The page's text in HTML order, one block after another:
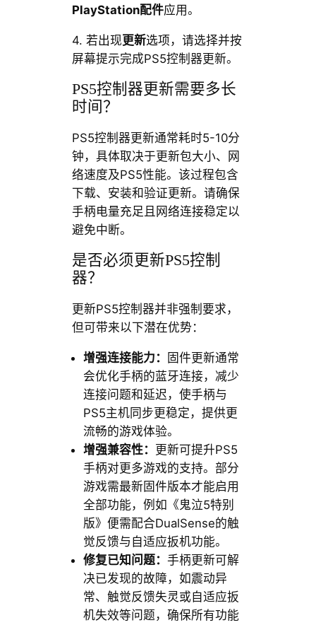
PlayStation配件应用。
4. 若出现更新选项，请选择并按
屏幕提示完成PS5控制器更新。
PS5控制器更新需要多长
时间？
PS5控制器更新通常耗时5-10分
钟，具体取决于更新包大小、网
络速度及PS5性能。该过程包含
下载、安装和验证更新。请确保
手柄电量充足且网络连接稳定以
避免中断。
是否必须更新PS5控制
器？
更新PS5控制器并非强制要求，
但可带来以下潜在优势：
增强连接能力：
固件更新通常
会优化手柄的蓝牙连接，减少
连接问题和延迟，使手柄与
PS5主机同步更稳定，提供更
流畅的游戏体验。
增强兼容性： 更新可提升PS5
手柄对更多游戏的支持。部分
游戏需最新固件版本才能启用
全部功能，例如《鬼泣5特别
版》便需配合DualSense的触
觉反馈与自适应扳机功能。
修复已知问题： 手柄更新可解
决已发现的故障，如震动异
常、触觉反馈失灵或自适应扳
机失效等问题，确保所有功能